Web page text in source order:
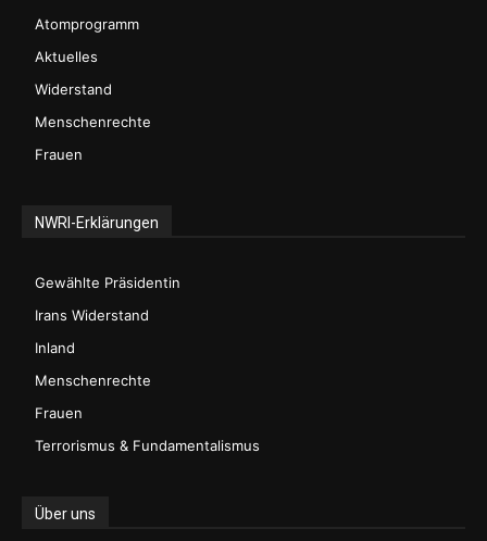
Atomprogramm
Aktuelles
Widerstand
Menschenrechte
Frauen
NWRI-Erklärungen
Gewählte Präsidentin
Irans Widerstand
Inland
Menschenrechte
Frauen
Terrorismus & Fundamentalismus
Über uns